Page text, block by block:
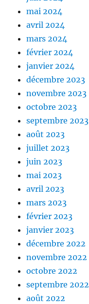
mai 2024
avril 2024
mars 2024
février 2024
janvier 2024
décembre 2023
novembre 2023
octobre 2023
septembre 2023
août 2023
juillet 2023
juin 2023
mai 2023
avril 2023
mars 2023
février 2023
janvier 2023
décembre 2022
novembre 2022
octobre 2022
septembre 2022
août 2022